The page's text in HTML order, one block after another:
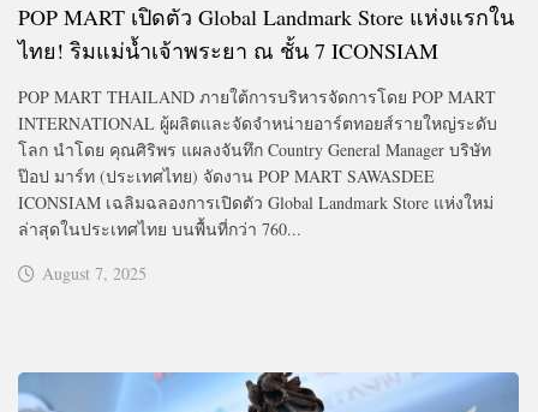
POP MART เปิดตัว Global Landmark Store แห่งแรกใน
ไทย! ริมแม่น้ำเจ้าพระยา ณ ชั้น 7 ICONSIAM
POP MART THAILAND ภายใต้การบริหารจัดการโดย POP MART
INTERNATIONAL ผู้ผลิตและจัดจำหน่ายอาร์ตทอยส์รายใหญ่ระดับ
โลก นำโดย คุณศิริพร แผลงจันทึก Country General Manager บริษัท
ป๊อป มาร์ท (ประเทศไทย) จัดงาน POP MART SAWASDEE
ICONSIAM เฉลิมฉลองการเปิดตัว Global Landmark Store แห่งใหม่
ล่าสุดในประเทศไทย บนพื้นที่กว่า 760...
August 7, 2025